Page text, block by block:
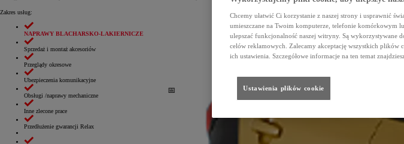
Zakres usług:
NAPRAWY BLACHARSKO-LAKIERNICZE
Sprzedaż i montaż akcesoriów
Przeglądy okresowe
Ubezpieczenia komunikacyjne
Obsługi /naprawy mechaniczne
Inne zlecone prace
Przedłużenie gwarancji Relax
Chcemy ułatwić Ci korzystanie z naszej strony i usprawnić
umieszczane na Twoim komputerze, telefonie komórkowym
ulepszać funkcjonalność naszej witryny. Są wykorzystywane
celów reklamowych. Zalecamy akceptację wszystkich plików
ich ustawienia. Szczegółowe informacje na ten temat
Ustawienia plików cookie